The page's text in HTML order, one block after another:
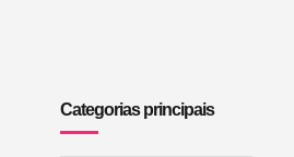
Categorias principais